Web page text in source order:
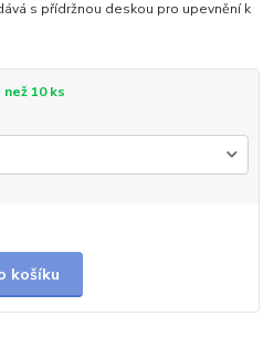
s přídržnou deskou pro upevnění k
10 ks
košíku